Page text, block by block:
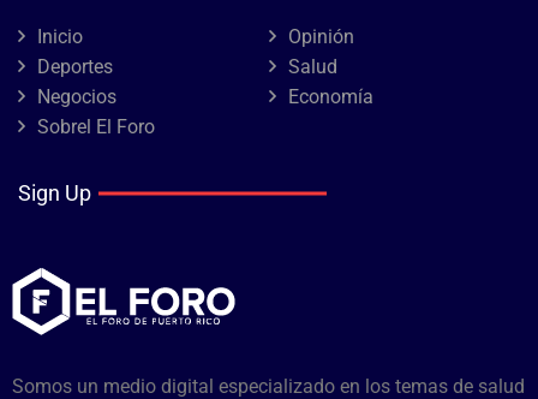
Inicio
Opinión
Deportes
Salud
Negocios
Economía
Sobrel El Foro
Sign Up
Somos un medio digital especializado en los temas de salud